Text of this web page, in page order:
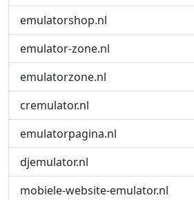
emulatorshop.nl
emulator-zone.nl
emulatorzone.nl
cremulator.nl
emulatorpagina.nl
djemulator.nl
mobiele-website-emulator.nl